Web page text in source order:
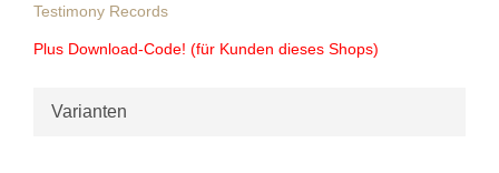
Testimony Records
Plus Download-Code! (für Kunden dieses Shops)
Varianten